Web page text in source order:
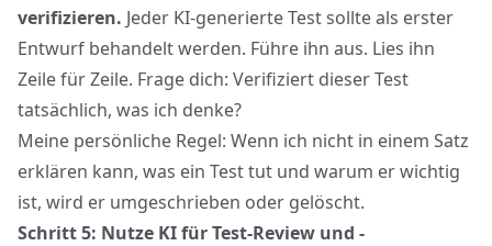
verifizieren. Jeder KI-generierte Test sollte als erster
Entwurf behandelt werden. Führe ihn aus. Lies ihn
Zeile für Zeile. Frage dich: Verifiziert dieser Test
tatsächlich, was ich denke?
Meine persönliche Regel: Wenn ich nicht in einem Satz
erklären kann, was ein Test tut und warum er wichtig
ist, wird er umgeschrieben oder gelöscht.
Schritt 5: Nutze KI für Test-Review und -